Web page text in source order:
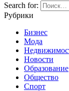
Search for:
Рубрики
Бизнес
Мода
Новости
Образование
Общество
Спорт